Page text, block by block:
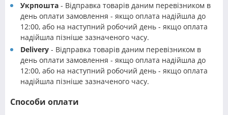
Укрпошта - Відправка товарів даним перевізником в
день оплати замовлення - якщо оплата надійшла до
12:00, або на наступний робочий день - якщо оплата
надійшла пізніше зазначеного часу.
Delivery - Відправка товарів даним перевізником в
день оплати замовлення - якщо оплата надійшла до
12:00, або на наступний робочий день - якщо оплата
надійшла пізніше зазначеного часу.
Способи оплати